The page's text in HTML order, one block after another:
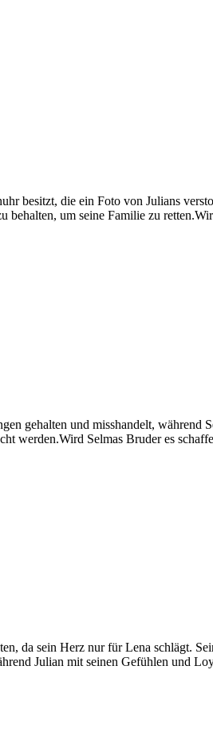
besitzt, die ein Foto von Julians
um seine Familie zu
gehalten und misshandelt,
werden.Wird Selmas Bruder es
da sein Herz nur für Lena schlägt.
Julian mit seinen Gefühlen und